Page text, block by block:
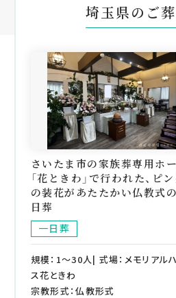
埼玉県のご
さいたま市の家族葬専用ホ
「花ときわ」で行われた、ピン
の装花があたたかい仏教式
日葬
一日葬
規模：1～30人| 式場：メモリアル
ス花ときわ
宗教形式：仏教形式